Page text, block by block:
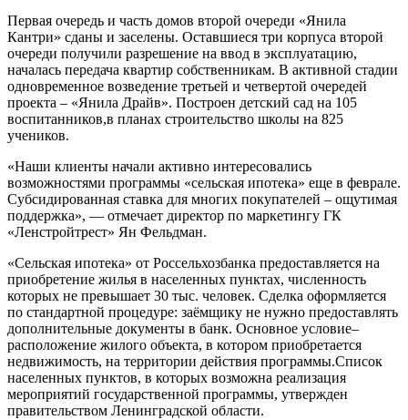
Первая очередь и часть домов второй очереди «Янила
Кантри» сданы и заселены. Оставшиеся три корпуса второй
очереди получили разрешение на ввод в эксплуатацию,
началась передача квартир собственникам. В активной стадии
одновременное возведение третьей и четвертой очередей
проекта – «Янила Драйв». Построен детский сад на 105
воспитанников,в планах строительство школы на 825
учеников.
«Наши клиенты начали активно интересовались
возможностями программы «сельская ипотека» еще в феврале.
Субсидированная ставка для многих покупателей – ощутимая
поддержка», — отмечает директор по маркетингу ГК
«Ленстройтрест» Ян Фельдман.
«Сельская ипотека» от Россельхозбанка предоставляется на
приобретение жилья в населенных пунктах, численность
которых не превышает 30 тыс. человек. Сделка оформляется
по стандартной процедуре: заёмщику не нужно предоставлять
дополнительные документы в банк. Основное условие–
расположение жилого объекта, в котором приобретается
недвижимость, на территории действия программы.Список
населенных пунктов, в которых возможна реализация
мероприятий государственной программы, утвержден
правительством Ленинградской области.